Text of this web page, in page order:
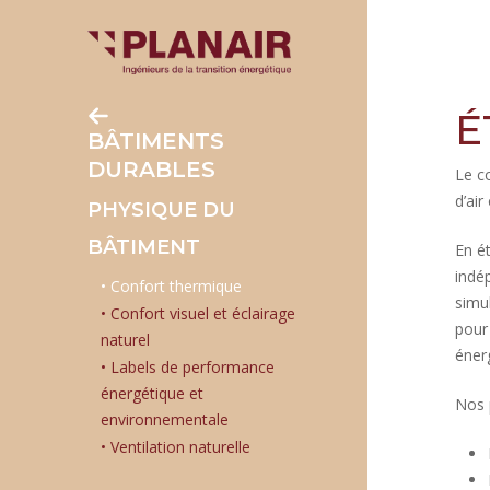
BÂTIMENTS
DURABLES
PHYSIQUE DU
BÂTIMENT
Confort thermique
Confort visuel et éclairage
naturel
Labels de performance
énergétique et
environnementale
Ventilation naturelle
Le
En
Nos